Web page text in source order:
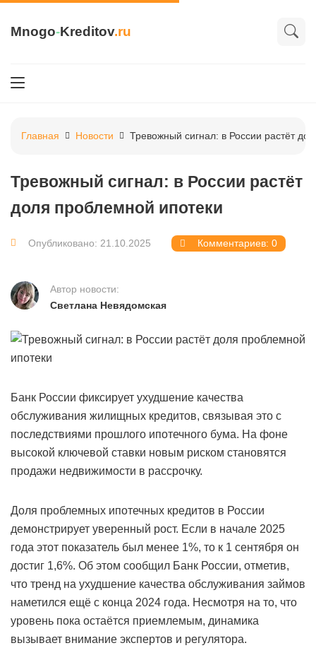
Mnogo-Kreditov.ru
Главная Новости Тревожный сигнал: в России растёт
Тревожный сигнал: в России растёт
доля проблемной ипотеки
Опубликовано: 21.10.2025 Комментариев: 0
Автор новости:
Светлана Невядомская
Банк России фиксирует ухудшение качества
обслуживания жилищных кредитов, связывая это с
последствиями прошлого ипотечного бума. На фоне
высокой ключевой ставки новым риском становятся
продажи недвижимости в рассрочку.
Доля проблемных ипотечных кредитов в России
демонстрирует уверенный рост. Если в начале 2025
года этот показатель был менее 1%, то к 1 сентября он
достиг 1,6%. Об этом сообщил Банк России, отметив,
что тренд на ухудшение качества обслуживания займов
наметился ещё с конца 2024 года. Несмотря на то, что
уровень пока остаётся приемлемым, динамика
вызывает внимание экспертов и регулятора.